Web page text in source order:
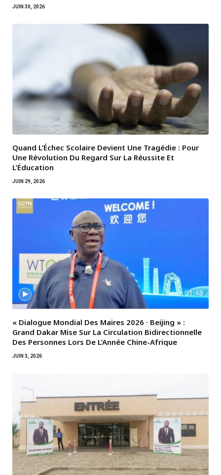
JUIN 30, 2026
Quand L’Échec Scolaire Devient Une Tragédie : Pour
Une Révolution Du Regard Sur La Réussite Et
L’Éducation
JUIN 29, 2026
« Dialogue Mondial Des Maires 2026 · Beijing » :
Grand Dakar Mise Sur La Circulation Bidirectionnelle
Des Personnes Lors De L’Année Chine-Afrique
JUIN 3, 2026